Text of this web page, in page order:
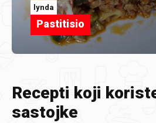
lynda
Pastitisio
Recepti koji
sastojke